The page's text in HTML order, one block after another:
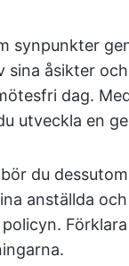
synpunkter
sina åsikter
dag.
utveckla en
du
anställda